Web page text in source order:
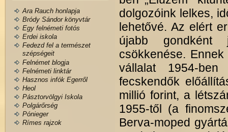
Ara Rauch honlapja
Bródy Sándor könyvtár
Egy felnémeti fotós
Erdei iskola
Fedezd fel a természet
szépségeit
Felnémet blogja
Felnémeti linktár
Hasznos infók Egerről
Heol
Pásztorvölgyi Iskola
Polgárőrség
Pónieger
Rímes rajzok
dolgozóink lelkes,
lehetővé. Az elért
újabb gondként
csökkenése.
vállalat 1954-
fecskendők
millió forint, a
1955-től (a
Berva-moped